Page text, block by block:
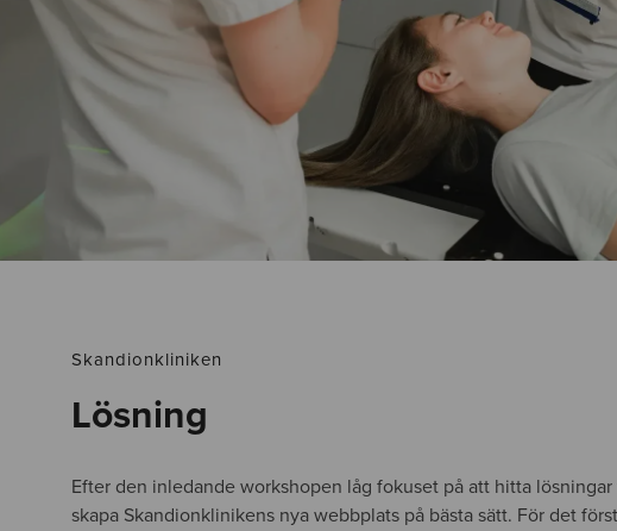
Skandionkliniken
Lösning
Efter den inledande workshopen låg fokuset på att hitta
skapa Skandionklinikens nya webbplats på bästa sätt. För det